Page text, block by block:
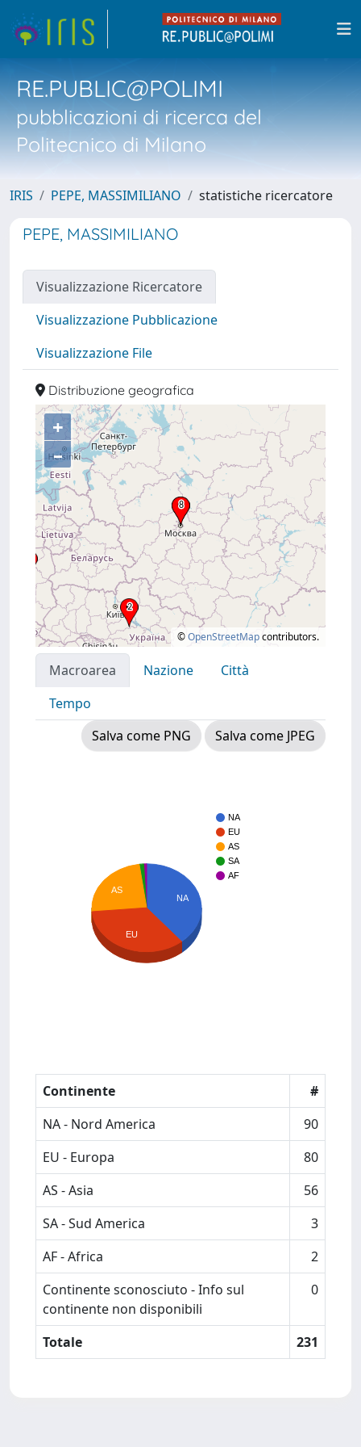
RE.PUBLIC@POLIMI
pubblicazioni di ricerca del
Politecnico di Milano
IRIS PEPE, MASSIMILIANO statistiche ricercatore
PEPE, MASSIMILIANO
Visualizzazione Ricercatore
Visualizzazione Pubblicazione
Visualizzazione File
Distribuzione geografica
+
–
©OpenStreetMapcontributors.
Macroarea Nazione
Città
Tempo
Salva come PNG
Salva come JPEG
NA
EU
AS
SA
AF
NA
AS
EU
Continente
#
NA - Nord America
90
EU - Europa
80
AS - Asia
56
SA - Sud America
3
AF - Africa
2
Continente sconosciuto - Info sul
continente non disponibili
0
Totale 231